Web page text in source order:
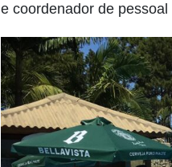
e coordenador de pessoal